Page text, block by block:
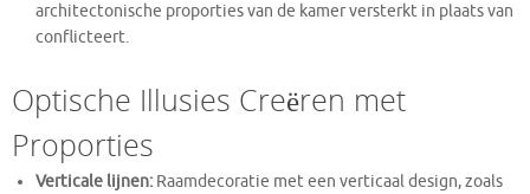
architectonische proporties van de kamer versterkt in plaats van
conflicteert.
Optische Illusies Creëren met
Proporties
Verticale lijnen: Raamdecoratie met een verticaal design, zoals